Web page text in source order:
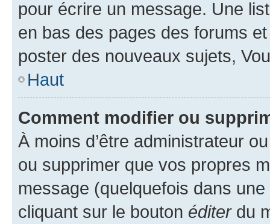
pour écrire un message. Une
en bas des pages des forums
poster des nouveaux sujets,
Haut
Comment modifier ou
À moins d’être administrateur
ou supprimer que vos propres
message (quelquefois dans
cliquant sur le bouton éditerdu